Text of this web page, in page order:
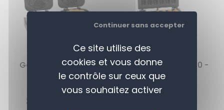
Gaufrier MDI 2HW211 -
BARTSCHER
1059,00 € HT
837,00 € HT
Gaufrier MDI Lolly 600 -
BARTSCHER
445,00 € HT
Ce site utilise des
cookies et vous donne
le contrôle sur ceux que
vous souhaitez activer
Continuer sans accepter